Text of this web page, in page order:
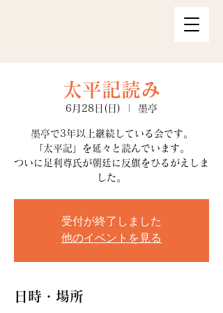
太平記読み
6月28日(日) 墨亭
墨亭で3年以上継続している会です。
「太平記」を延々と読んでいます。
ついに足利尊氏が朝廷に反旗をひるがえしま
した。
受付が終了しました
他のイベントを見る
日時・場所